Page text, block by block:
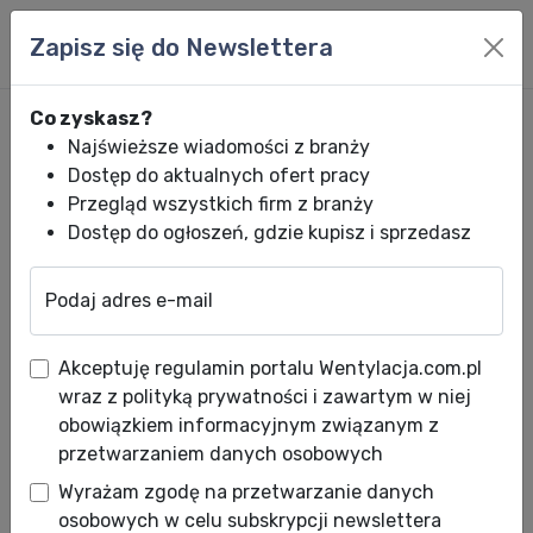
Integracja ogrzewania prostą
drogą do oszczędności
Data publikacji: 05.12.2011
Sezon grzewczy trwa. Na ogrzewanie
Zapisz się do Newslettera
Co zyskasz?
Najświeższe wiadomości z branży
Dostęp do aktualnych ofert pracy
Przegląd wszystkich firm z branży
Dostęp do ogłoszeń, gdzie kupisz i sprzedasz
Podaj adres e-mail
Akceptuję regulamin portalu Wentylacja.com.pl
wraz z polityką prywatności i zawartym w niej
obowiązkiem informacyjnym związanym z
przetwarzaniem danych osobowych
Wyrażam zgodę na przetwarzanie danych
osobowych w celu subskrypcji newslettera